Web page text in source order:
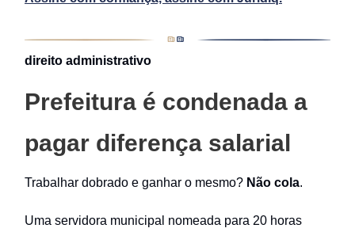
direito administrativo
Prefeitura é condenada a
pagar diferença salarial
Trabalhar dobrado e ganhar o mesmo? Não cola.
Uma servidora municipal nomeada para 20 horas